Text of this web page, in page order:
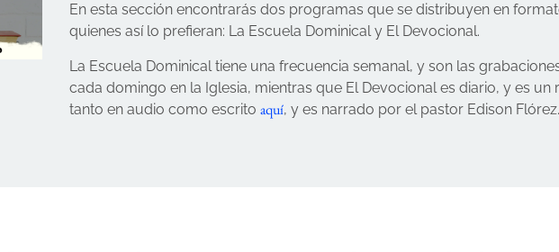
En esta sección encontrarás dos programas que se distribuyen en
quienes así lo prefieran: La Escuela Dominical y El Devocional.
La Escuela Dominical tiene una frecuencia semanal, y son las
cada domingo en la Iglesia, mientras que El Devocional es diario, y es
tanto en audio como escrito aquí, y es narrado por el pastor Edison Flórez.